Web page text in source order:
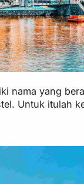
nama yang
Untuk itulah